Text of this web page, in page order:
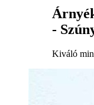
-
Kiváló